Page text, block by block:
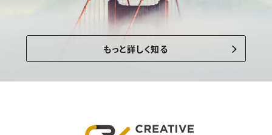
もっと詳しく知る